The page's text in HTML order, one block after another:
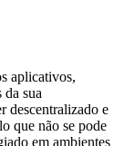
aplicativos,
da sua
descentralizado e
que não se pode
em ambientes